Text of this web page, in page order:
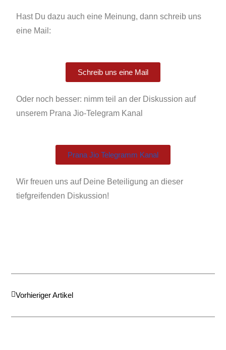
Hast Du dazu auch eine Meinung, dann schreib uns
eine Mail:
Schreib uns eine Mail
Oder noch besser: nimm teil an der Diskussion auf
unserem Prana Jio-Telegram Kanal
Prana Jio Telegramm Kanal
Wir freuen uns auf Deine Beteiligung an dieser
tiefgreifenden Diskussion!
Vorhieriger Artikel